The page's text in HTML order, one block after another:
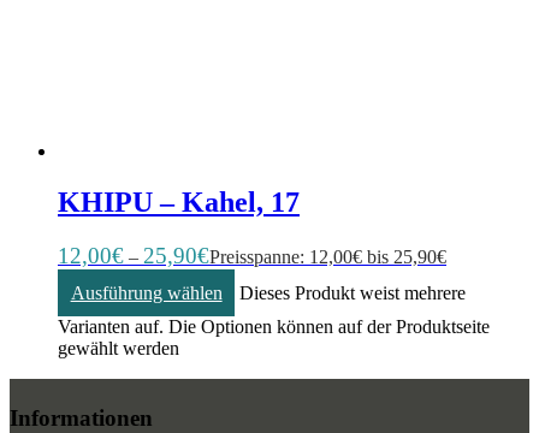
KHIPU – Kahel, 17
12,00€ – 25,90€Preisspanne: 12,00€ bis 25,90€
Ausführung wählen
Dieses Produkt weist mehrere
Varianten auf. Die Optionen können auf der Produktseite
gewählt werden
Informationen